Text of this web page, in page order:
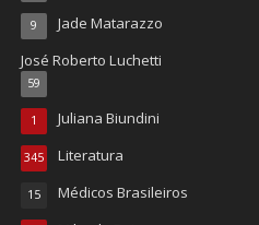
Jade Matarazzo
9
José Roberto Luchetti
59
Juliana Biundini
1
Literatura
345
Médicos Brasileiros
15